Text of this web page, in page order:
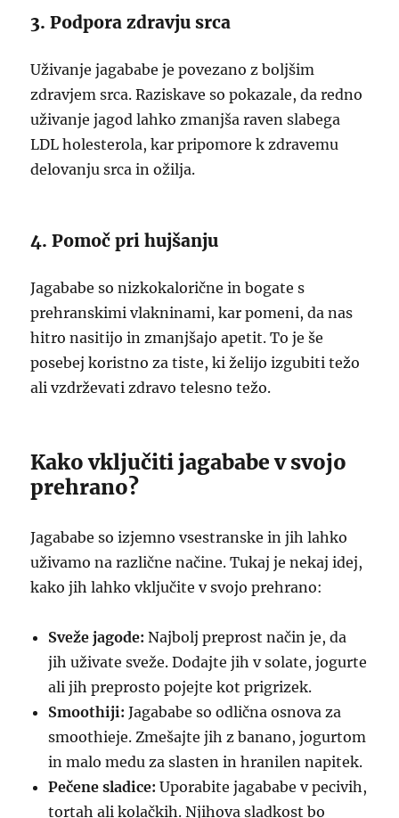
3. Podpora zdravju srca
Uživanje jagababe je povezano z boljšim
zdravjem srca. Raziskave so pokazale, da redno
uživanje jagod lahko zmanjša raven slabega
LDL holesterola, kar pripomore k zdravemu
delovanju srca in ožilja.
4. Pomoč pri hujšanju
Jagababe so nizkokalorične in bogate s
prehranskimi vlakninami, kar pomeni, da nas
hitro nasitijo in zmanjšajo apetit. To je še
posebej koristno za tiste, ki želijo izgubiti težo
ali vzdrževati zdravo telesno težo.
Kako vključiti jagababe v svojo
prehrano?
Jagababe so izjemno vsestranske in jih lahko
uživamo na različne načine. Tukaj je nekaj idej,
kako jih lahko vključite v svojo prehrano:
Sveže jagode: Najbolj preprost način je, da
jih uživate sveže. Dodajte jih v solate, jogurte
ali jih preprosto pojejte kot prigrizek.
Smoothiji: Jagababe so odlična osnova za
smoothieje. Zmešajte jih z banano, jogurtom
in malo medu za slasten in hranilen napitek.
Pečene sladice: Uporabite jagababe v pecivih,
tortah ali kolačkih. Njihova sladkost bo